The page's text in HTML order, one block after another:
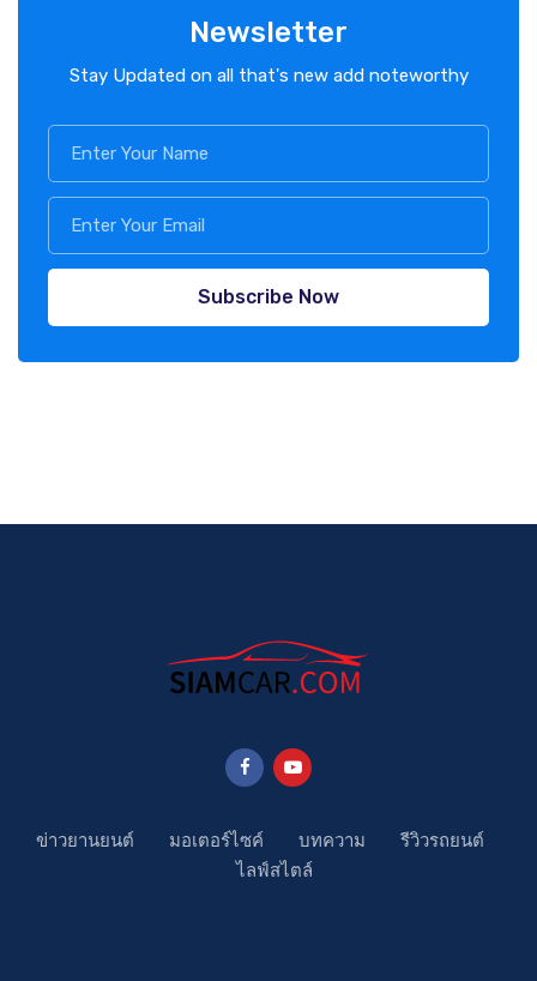
Newsletter
Stay Updated on all that's new add noteworthy
Subscribe Now
ข่าวยานยนต์ มอเตอร์ไซค์ บทความ
รีวิวรถยนต์
ไลฟ์สไตล์